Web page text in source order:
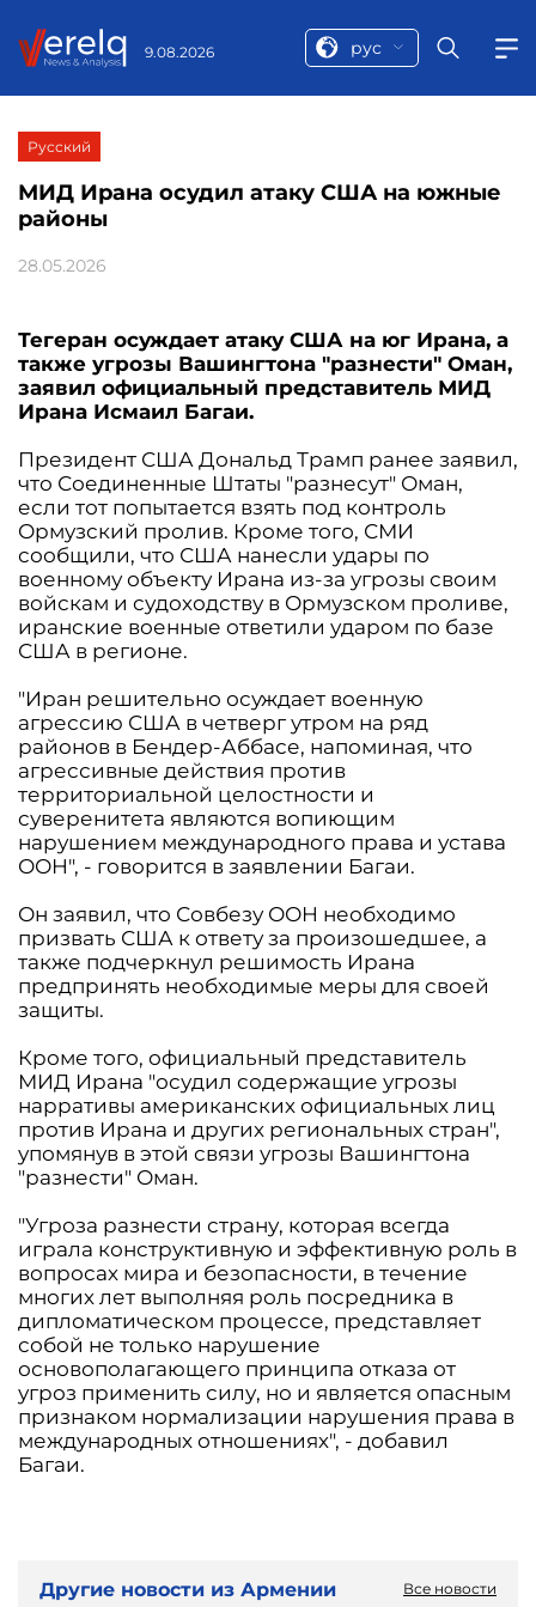
9.08.2026 рус
Русский
МИД Ирана осудил атаку США на южные
районы
28.05.2026
Тегеран осуждает атаку США на юг Ирана, а
также угрозы Вашингтона "разнести" Оман,
заявил официальный представитель МИД
Ирана Исмаил Багаи.
Президент США Дональд Трамп ранее заявил,
что Соединенные Штаты "разнесут" Оман,
если тот попытается взять под контроль
Ормузский пролив. Кроме того, СМИ
сообщили, что США нанесли удары по
военному объекту Ирана из-за угрозы своим
войскам и судоходству в Ормузском проливе,
иранские военные ответили ударом по базе
США в регионе.
"Иран решительно осуждает военную
агрессию США в четверг утром на ряд
районов в Бендер-Аббасе, напоминая, что
агрессивные действия против
территориальной целостности и
суверенитета являются вопиющим
нарушением международного права и устава
ООН", - говорится в заявлении Багаи.
Он заявил, что Совбезу ООН необходимо
призвать США к ответу за произошедшее, а
также подчеркнул решимость Ирана
предпринять необходимые меры для своей
защиты.
Кроме того, официальный представитель
МИД Ирана "осудил содержащие угрозы
нарративы американских официальных лиц
против Ирана и других региональных стран",
упомянув в этой связи угрозы Вашингтона
"разнести" Оман.
"Угроза разнести страну, которая всегда
играла конструктивную и эффективную роль в
вопросах мира и безопасности, в течение
многих лет выполняя роль посредника в
дипломатическом процессе, представляет
собой не только нарушение
основополагающего принципа отказа от
угроз применить силу, но и является опасным
признаком нормализации нарушения права в
международных отношениях", - добавил
Багаи.
Другие новости из Армении Все новости